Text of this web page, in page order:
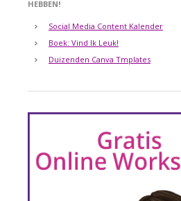
HEBBEN!
Social Media Content Kalender
Boek: Vind Ik Leuk!
Duizenden Canva Tmplates